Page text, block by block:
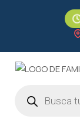
productos